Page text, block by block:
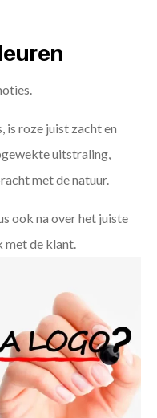
is roze juist zacht en
uitstraling,
met de natuur.
ook na over het juiste
met de klant.